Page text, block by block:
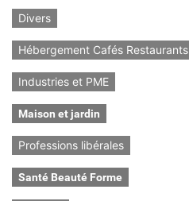
Divers
Hébergement Cafés Restaurants
Industries et PME
Maison et jardin
Professions libérales
Santé Beauté Forme